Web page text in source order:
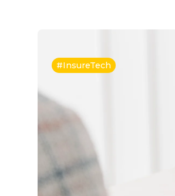
#InsureTech